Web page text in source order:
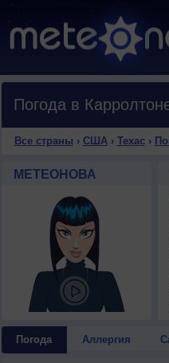
Погода в
Все страны › США› Техас›
МЕТЕОНОВА
Погода Аллергия